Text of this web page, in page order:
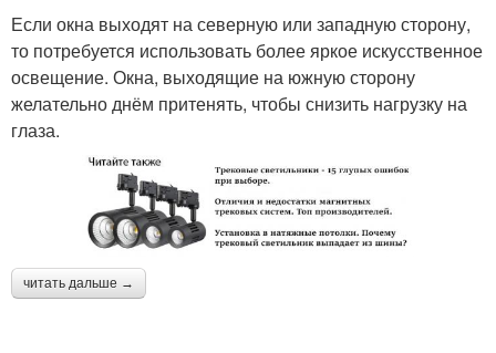
Если окна выходят на северную или западную сторону,
то потребуется использовать более яркое искусственное
освещение. Окна, выходящие на южную сторону
желательно днём притенять, чтобы снизить нагрузку на
глаза.
читать дальше →